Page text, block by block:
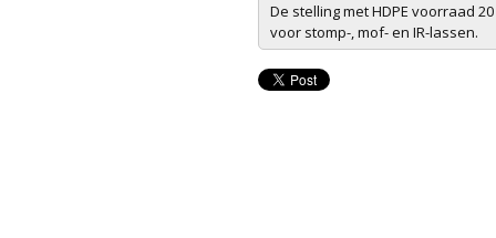
De stelling met HDPE voorraad
voor stomp-, mof- en IR-lassen.